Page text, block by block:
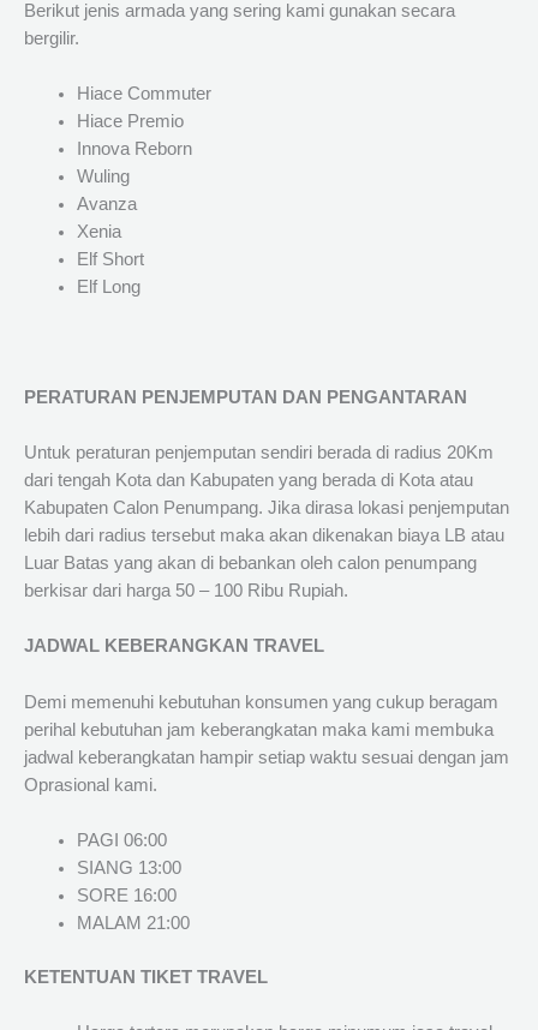
Berikut jenis armada yang sering kami gunakan secara
bergilir.
Hiace Commuter
Hiace Premio
Innova Reborn
Wuling
Avanza
Xenia
Elf Short
Elf Long
PERATURAN PENJEMPUTAN DAN PENGANTARAN
Untuk peraturan penjemputan sendiri berada di radius 20Km
dari tengah Kota dan Kabupaten yang berada di Kota atau
Kabupaten Calon Penumpang. Jika dirasa lokasi penjemputan
lebih dari radius tersebut maka akan dikenakan biaya LB atau
Luar Batas yang akan di bebankan oleh calon penumpang
berkisar dari harga 50 – 100 Ribu Rupiah.
JADWAL KEBERANGKAN TRAVEL
Demi memenuhi kebutuhan konsumen yang cukup beragam
perihal kebutuhan jam keberangkatan maka kami membuka
jadwal keberangkatan hampir setiap waktu sesuai dengan jam
Oprasional kami.
PAGI 06:00
SIANG 13:00
SORE 16:00
MALAM 21:00
KETENTUAN TIKET TRAVEL